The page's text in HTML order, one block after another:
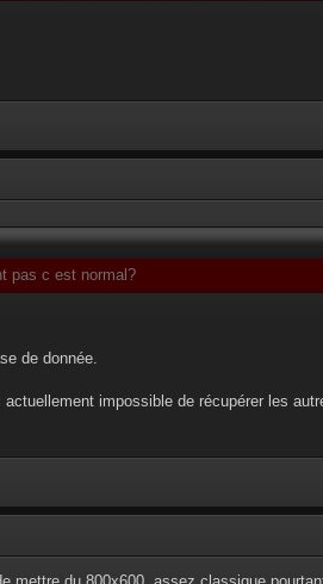
pas c est normal?
de donnée.
impossible de récupérer les